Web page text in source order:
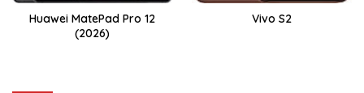
Huawei MatePad Pro 12
(2026)
Vivo S2